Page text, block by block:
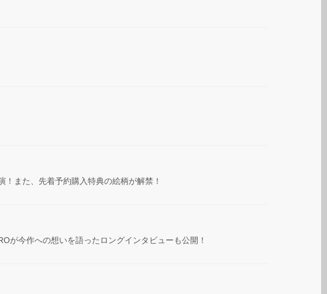
また、先着予約購入特典の絵柄が解禁！
が今作への想いを語ったロングインタビューも公開！